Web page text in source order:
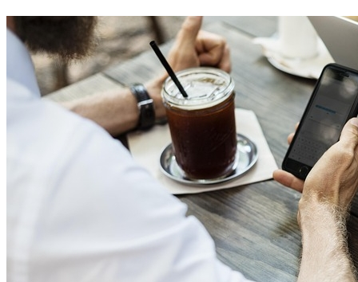
Inicio